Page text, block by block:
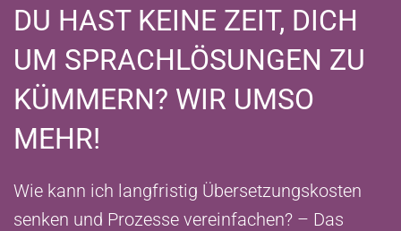
DU HAST KEINE ZEIT, DICH
UM SPRACHLÖSUNGEN ZU
KÜMMERN? WIR UMSO
MEHR!
Wie kann ich langfristig Übersetzungskosten
senken und Prozesse vereinfachen? – Das